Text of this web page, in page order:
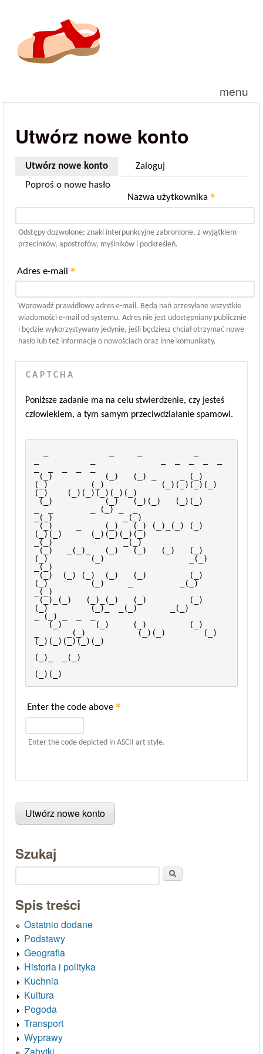
menu
Utwórz nowe konto
Utwórz nowe konto (aktywna karta)
Zaloguj
Poproś o nowe hasło
Nazwa użytkownika*
Odstępy dozwolone; znaki interpunkcyjne zabronione, z wyjątkiem
przecinków, apostrofów, myślników i podkreśleń.
Adres e-mail *
Wprowadź prawidłowy adres e-mail. Będą nań przesyłane wszystkie
wiadomości e-mail od systemu. Adres nie jest udostępniany publicznie
i będzie wykorzystywany jedynie, jeśli będziesz chciał otrzymać nowe
hasło lub też informacje o nowościach oraz inne komunikaty.
CAPTCHA
Poniższe zadanie ma na celu stwierdzenie, czy jesteś
człowiekiem, a tym samym przeciwdziałanie spamowi.
(_)           (_)   (_) _     _ (_)
(_)         (_)            (_)(_)(_)(_)
(_)    (_)(_)(_)(_)(_)
(_)           (_)   (_)(_)   (_)(_)
_  _        _ (_) _  _
_(_)               _(_)
(_)     _     (_)   (_) (_)_(_) (_)
(_)(_)      (_)(_)(_)(_)
_(_)               _(_)
(_)   _(_)_   (_)   (_)   (_)   (_)
(_)         (_)                  _(_)
_(_)
(_)  (_) (_)  (_)   (_)         (_)
(_)         (_)     _          _(_)
_(_)
(_)_(_)   (_)_(_)   (_)         (_)
(_)         (_)_  _(_)       _(_)
_ (_) _  _  _
   (_)       (_)     (_)         (_)
_      _(_)           (_)(_)        (_)
(_)(_)(_)(_)(_)
Enter the code above *
Enter the code depicted in ASCII art style.
Szukaj
Spis treści
Ostatnio dodane
Podstawy
Geografia
Historia i polityka
Kuchnia
Kultura
Pogoda
Transport
Wyprawy
Zabytki